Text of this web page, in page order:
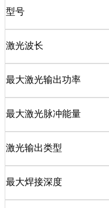
型号
激光波长
最大激光输出功率
最大激光脉冲能量
激光输出类型
最大焊接深度